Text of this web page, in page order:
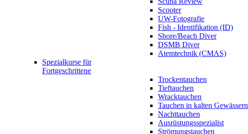
Scooter
UW-Fotografie
Fish - Identifikation (ID)
Shore/Beach Diver
DSMB Diver
Atemtechnik (CMAS)
Spezialkurse für
Fortgeschrittene
Trockentauchen
Tieftauchen
Wracktauchen
Tauchen in kalten Gewässern
Nachttauchen
Ausrüstungsspezialist
Strömungstauchen